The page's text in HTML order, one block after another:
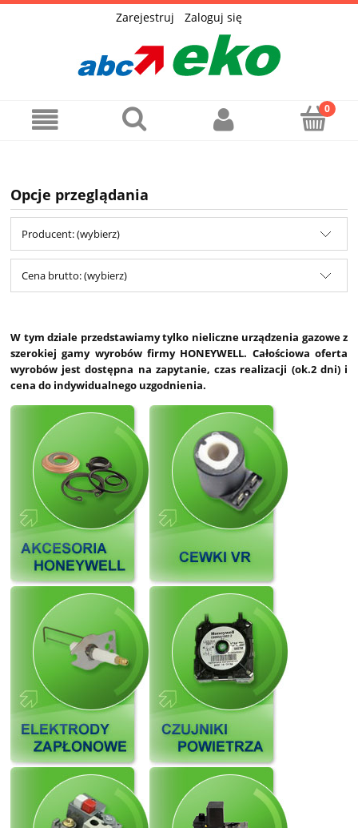
Zarejestruj Zaloguj się
Opcje przeglądania
Producent: (wybierz)
Cena brutto: (wybierz)
W tym dziale przedstawiamy tylko nieliczne urządzenia gazowe z
szerokiej gamy wyrobów firmy HONEYWELL. Całościowa oferta
wyrobów jest dostępna na zapytanie, czas realizacji (ok.2 dni) i
cena do indywidualnego uzgodnienia.